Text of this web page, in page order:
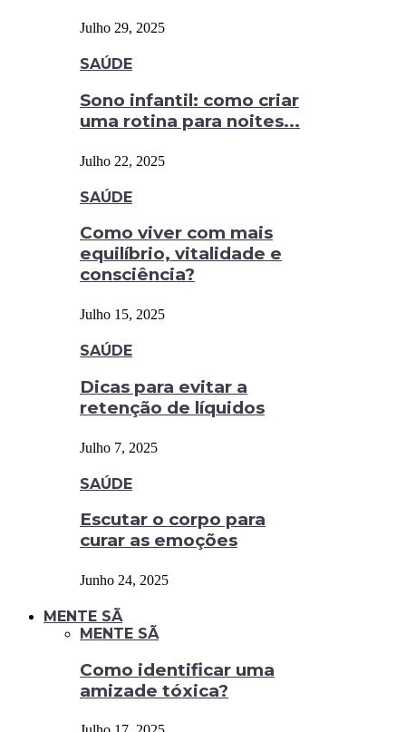
Julho 29, 2025
SAÚDE
Sono infantil: como criar
uma rotina para noites...
Julho 22, 2025
SAÚDE
Como viver com mais
equilíbrio, vitalidade e
consciência?
Julho 15, 2025
SAÚDE
Dicas para evitar a
retenção de líquidos
Julho 7, 2025
SAÚDE
Escutar o corpo para
curar as emoções
Junho 24, 2025
MENTE SÃ
MENTE SÃ
Como identificar uma
amizade tóxica?